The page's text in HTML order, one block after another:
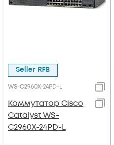
Seller RFB
WS-C2960X-24PD-L
Коммутатор Cisco
Catalyst WS-
C2960X-24PD-L